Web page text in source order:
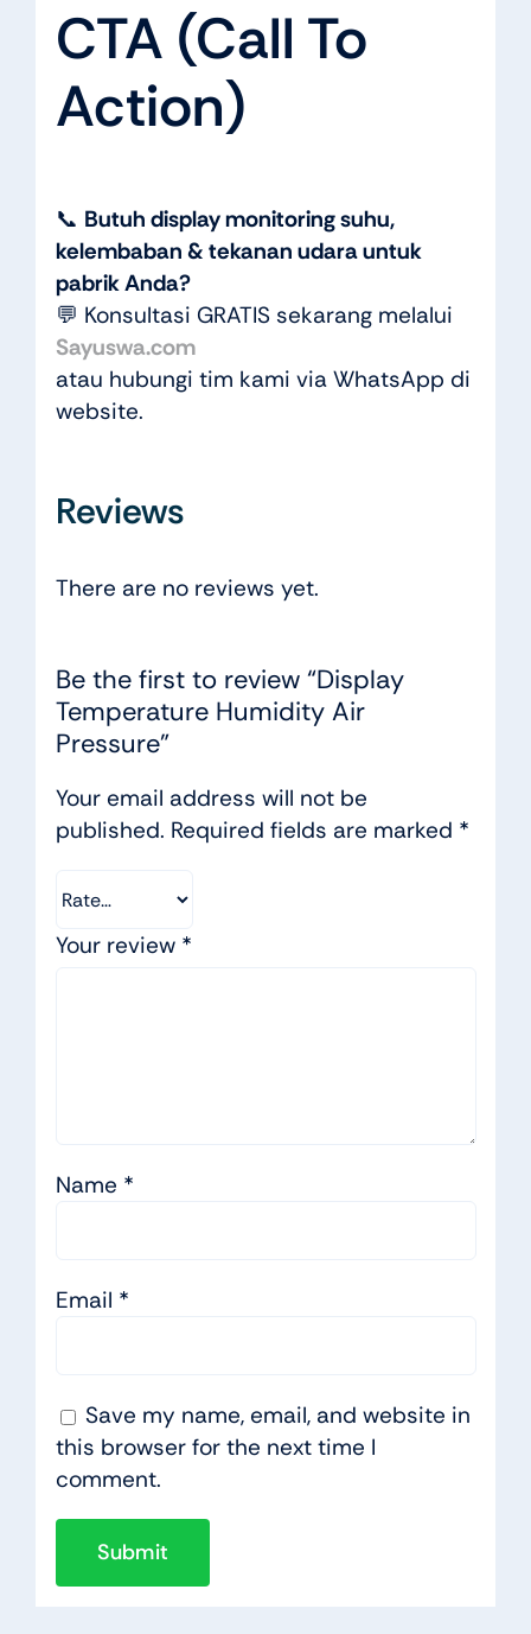
CTA (Call To
Action)
📞 Butuh display monitoring suhu,
kelembaban & tekanan udara untuk
pabrik Anda?
💬 Konsultasi GRATIS sekarang melalui
Sayuswa.com
atau hubungi tim kami via WhatsApp di
website.
Reviews
There are no reviews yet.
Be the first to review “Display
Temperature Humidity Air
Pressure”
Your email address will not be
published. Required fields are marked *
Your review *
Name *
Email *
Save my name, email, and website in
this browser for the next time I
comment.